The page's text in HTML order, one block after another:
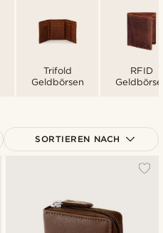
Trifold
Geldbörsen
RFID
SORTIEREN NACH
Niedrigster Preis
Höchster Preis